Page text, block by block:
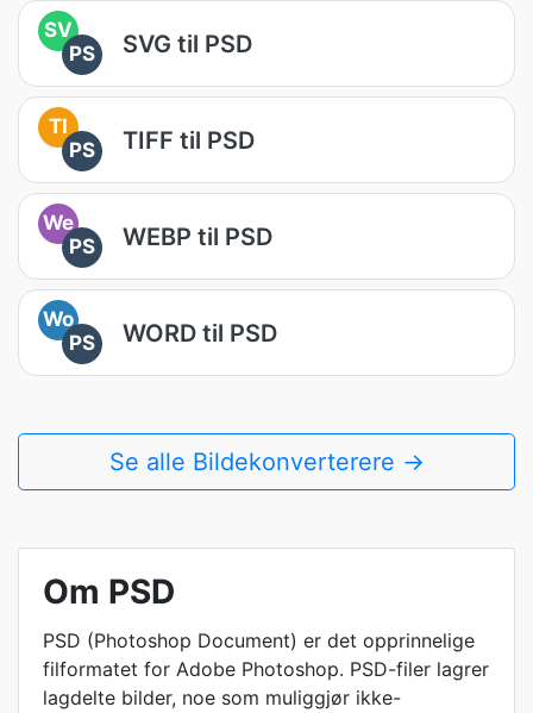
SV
PS
SVG til PSD
TI
PS
TIFF til PSD
We
PS
WEBP til PSD
Wo
PS
WORD til PSD
Se alle Bildekonverterere →
Om PSD
PSD (Photoshop Document) er det opprinnelige
filformatet for Adobe Photoshop. PSD-filer lagrer
lagdelte bilder, noe som muliggjør ikke-